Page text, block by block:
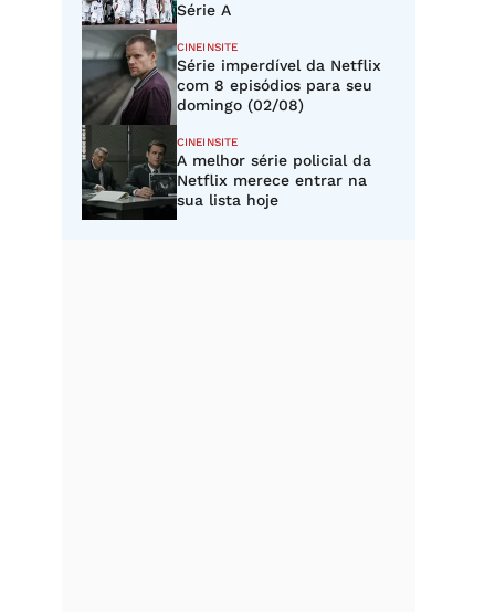
Série A
CINEINSITE
Série imperdível da Netflix
com 8 episódios para seu
domingo (02/08)
CINEINSITE
A melhor série policial da
Netflix merece entrar na
sua lista hoje